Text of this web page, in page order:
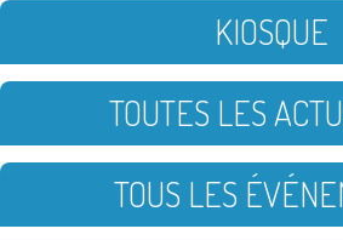
KIOSQUE
TOUTES LES
TOUS LES